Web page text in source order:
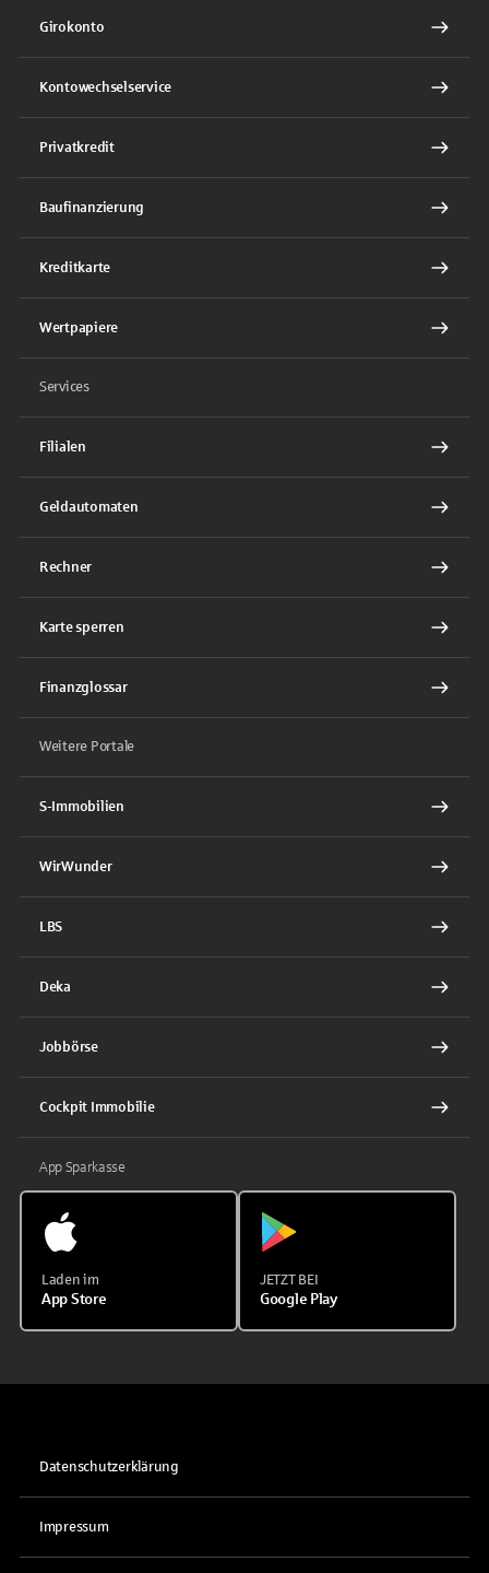
Girokonto
Kontowechselservice
Privatkredit
Baufinanzierung
Kreditkarte
Wertpapiere
Services
Filialen
Geldautomaten
Rechner
Karte sperren
Finanzglossar
Weitere Portale
S-Immobilien
WirWunder
LBS
Deka
Jobbörse
Cockpit Immobilie
App Sparkasse
Laden im
App Store
JETZT BEI
Google Play
Datenschutzerklärung
Impressum